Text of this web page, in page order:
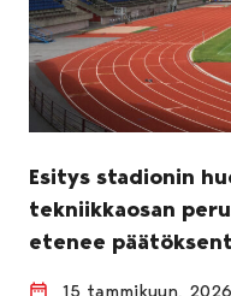
Esitys stadionin
tekniikkaosan
etenee
15 tammikuun, 2026